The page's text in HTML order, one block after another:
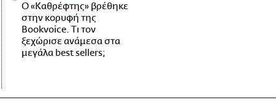
Ο «Καθρέφτης» βρέθηκε
στην κορυφή της
Bookvoice. Τι τον
ξεχώρισε ανάμεσα στα
μεγάλα best sellers;